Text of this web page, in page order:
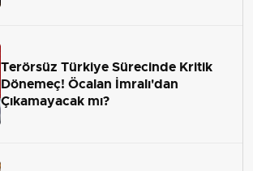
Terörsüz Türkiye Sürecinde Kritik
Dönemeç! Öcalan İmralı'dan
Çıkamayacak mı?